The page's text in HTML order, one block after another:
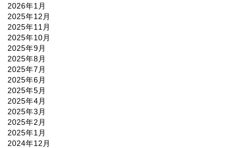
2026年1月
2025年12月
2025年11月
2025年10月
2025年9月
2025年8月
2025年7月
2025年6月
2025年5月
2025年4月
2025年3月
2025年2月
2025年1月
2024年12月